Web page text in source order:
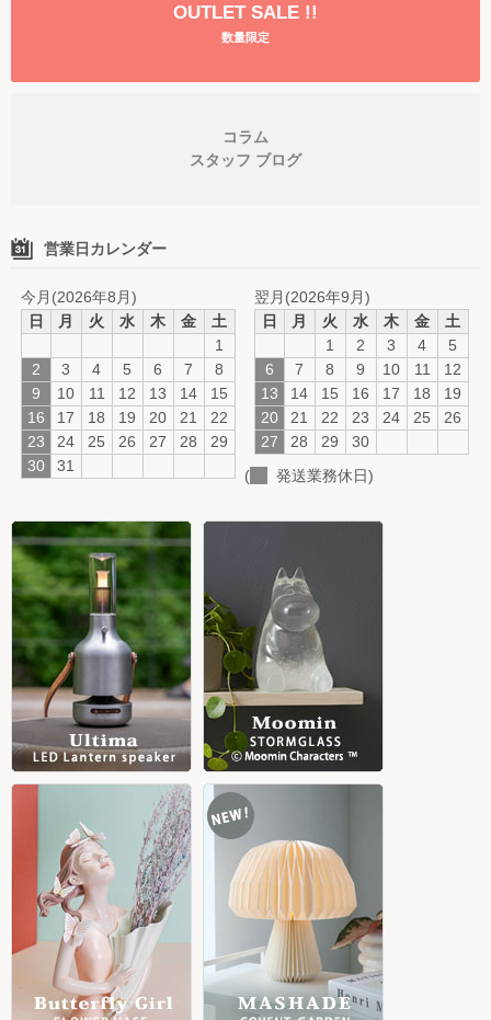
OUTLET SALE !!
数量限定
コラム
スタッフ ブログ
営業日カレンダー
今月(2026年8月)
日
月 火 水 木 金
土
1
2
3 4 5 6 7
8
9
10 11 12 13 14
15
16
17 18 19 20 21
22
23
24 25 26 27 28
29
30
31
翌月(2026年9月)
日
月 火 水 木 金
土
1
2 3 4
5
6
7 8 9 10 11
12
13
14 15 16 17 18
19
20
21 22 23 24 25
26
27
28 29
30
(
発送業務休日)